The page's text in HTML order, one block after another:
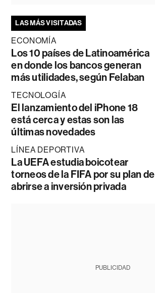
LAS MÁS VISITADAS
ECONOMÍA
Los 10 países de Latinoamérica
en donde los bancos generan
más utilidades, según Felaban
TECNOLOGÍA
El lanzamiento del iPhone 18
está cerca y estas son las
últimas novedades
LÍNEA DEPORTIVA
La UEFA estudia boicotear
torneos de la FIFA por su plan de
abrirse a inversión privada
PUBLICIDAD